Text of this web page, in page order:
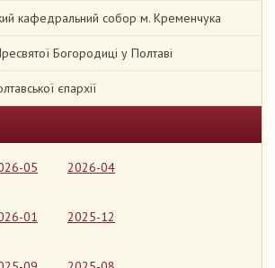
кафедральний собор м. Кременчука
Богородиці у Полтаві
єпархії
05 2026-04
01 2025-12